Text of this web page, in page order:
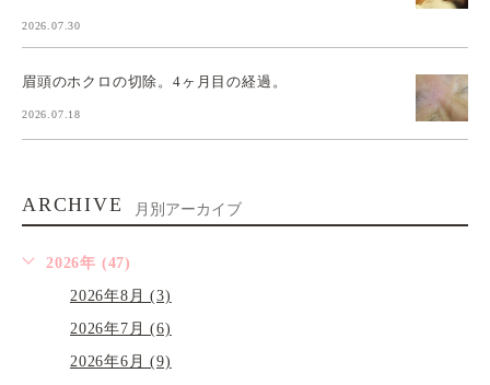
2026.07.30
眉頭のホクロの切除。4ヶ月目の経過。
2026.07.18
ARCHIVE 月別アーカイブ
2026年 (47)
2026年8月 (3)
2026年7月 (6)
2026年6月 (9)